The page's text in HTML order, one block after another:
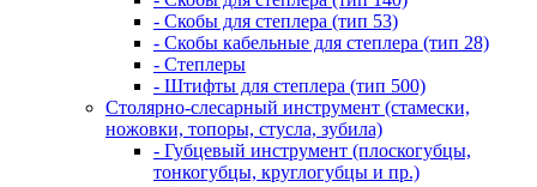
- Скобы для степлера (тип 53)
- Скобы кабельные для степлера (тип 28)
- Степлеры
- Штифты для степлера (тип 500)
Столярно-слесарный инструмент (стамески,
ножовки, топоры, стусла, зубила)
- Губцевый инструмент (плоскогубцы,
тонкогубцы, круглогубцы и пр.)